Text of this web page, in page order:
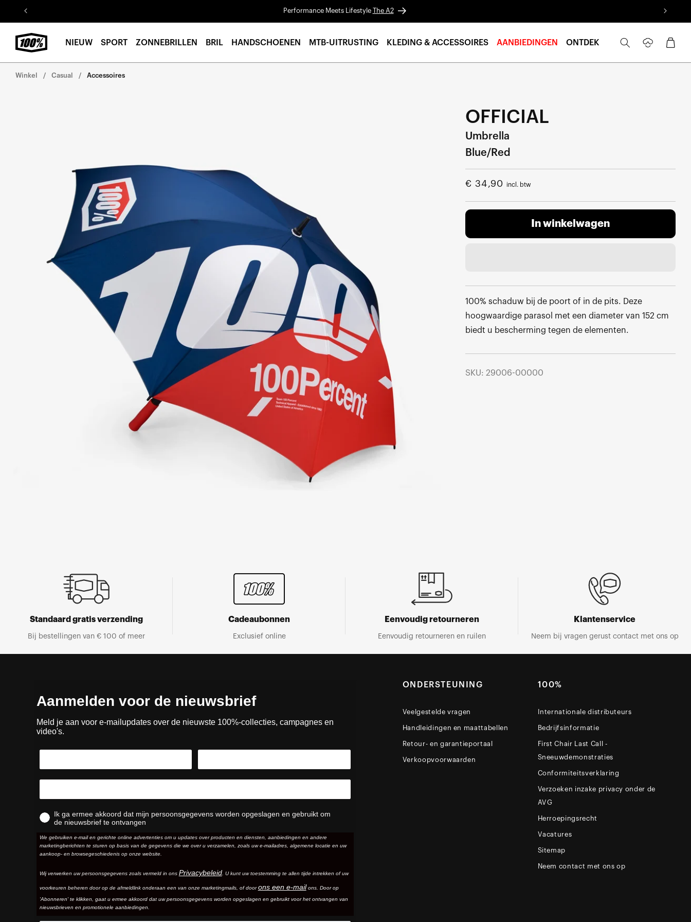
de
Performance Meets Lifestyle The A2
NIEUW SPORT ZONNEBRILLEN BRIL HANDSCHOENEN MTB-UITRUSTING KLEDING & ACCESSOIRES AANBIEDINGEN ONTDEK Inloggen
Winkel Casual Accessoires
OFFICIAL
Umbrella
Blue/Red
Normale
€ 34,90 incl. btw
In winkelwagen
100% schaduw bij de poort of in de pits. Deze
hoogwaardige parasol met een diameter van 152 cm
biedt u bescherming tegen de elementen.
SKU: 29006-00000
Standaard gratis verzending
Bij bestellingen van € 100 of meer
Cadeaubonnen
Exclusief online
Eenvoudig retourneren
Eenvoudig retourneren en ruilen
Klantenservice
Neem bij vragen gerust contact met ons op
Aanmelden voor de nieuwsbrief
Meld je aan voor e-mailupdates over de nieuwste 100%-collecties, campagnes en
video's.
Ik ga ermee akkoord dat mijn persoonsgegevens worden opgeslagen en gebruikt om
de nieuwsbrief te ontvangen
We gebruiken e-mail en gerichte online advertenties om u updates over producten en diensten, aanbiedingen en andere
marketingberichten te sturen op basis van de gegevens die we over u verzamelen, zoals uw e-mailadres, algemene locatie en uw
aankoop- en browsegeschiedenis op onze website.
Wij verwerken uw persoonsgegevens zoals vermeld in ons Privacybeleid. U kunt uw toestemming te allen tijde intrekken of uw
voorkeuren beheren door op de afmeldlink onderaan een van onze marketingmails, of doorons een e-mailons. Door op
'Abonneren' te klikken, gaat u ermee akkoord dat uw persoonsgegevens worden opgeslagen en gebruikt voor het ontvangen van
nieuwsbrieven en promotionele aanbiedingen.
ONDERSTEUNING
Veelgestelde vragen
Handleidingen en maattabellen
Retour- en garantieportaal
Verkoopvoorwaarden
100%
Internationale distributeurs
Bedrijfsinformatie
First Chair Last Call -
Sneeuwdemonstraties
Conformiteitsverklaring
Verzoeken inzake privacy onder de
AVG
Herroepingsrecht
Vacatures
Sitemap
Neem contact met ons op